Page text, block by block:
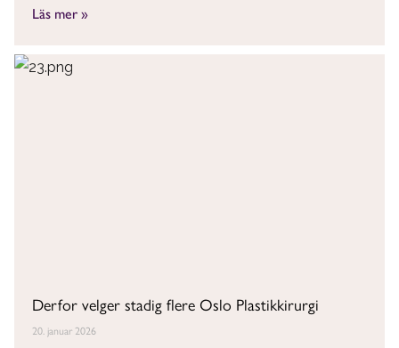
Läs mer »
Derfor velger stadig flere Oslo Plastikkirurgi
20. januar 2026